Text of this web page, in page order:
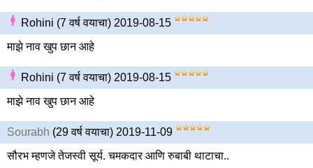
Rohini (7 वर्ष वयाचा) 2019-08-15
माझे नाव खुप छान आहे
Rohini (7 वर्ष वयाचा) 2019-08-15
माझे नाव खुप छान आहे
Sourabh (29 वर्ष वयाचा) 2019-11-09
सौरभ म्हणजे तेजस्वी सूर्य. चमकदार आणि रुबाबी थाटाचा..